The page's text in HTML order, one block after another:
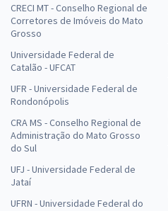
CRECI MT - Conselho Regional de
Corretores de Imóveis do Mato
Grosso
Universidade Federal de
Catalão - UFCAT
UFR - Universidade Federal de
Rondonópolis
CRA MS - Conselho Regional de
Administração do Mato Grosso
do Sul
UFJ - Universidade Federal de
Jataí
UFRN - Universidade Federal do